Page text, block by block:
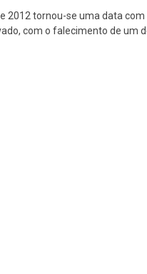
2012 tornou-se uma data com
com o falecimento de um